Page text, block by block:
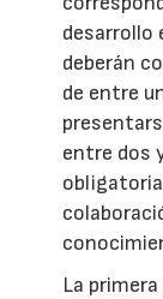
desarrollo
deberán
de entre
entre dos
La